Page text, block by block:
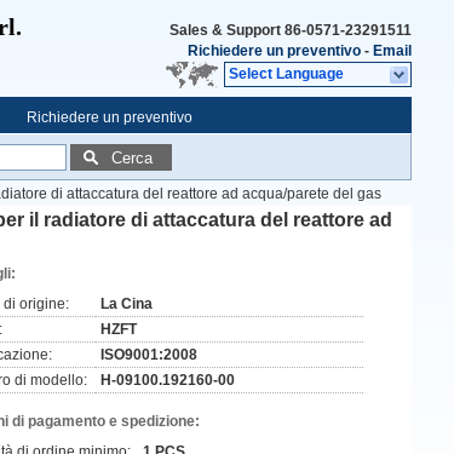
Sales & Support 86-0571-23291511
Richiedere un preventivo - Email
Select Language
Richiedere un preventivo
Cerca
di attaccatura del reattore ad acqua/parete del gas
il radiatore di attaccatura del reattore ad
di origine:
La Cina
HZFT
ISO9001:2008
di modello:
H-09100.192160-00
di pagamento e spedizione: